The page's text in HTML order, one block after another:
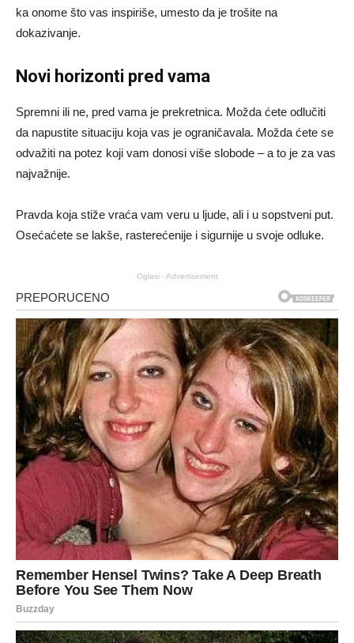
ka onome što vas inspiriše, umesto da je trošite na
dokazivanje.
Novi horizonti pred vama
Spremni ili ne, pred vama je prekretnica. Možda ćete odlučiti
da napustite situaciju koja vas je ograničavala. Možda ćete se
odvažiti na potez koji vam donosi više slobode – a to je za vas
najvažnije.
Pravda koja stiže vraća vam veru u ljude, ali i u sopstveni put.
Osećaćete se lakše, rasterećenije i sigurnije u svoje odluke.
Oglasi - Advertisement